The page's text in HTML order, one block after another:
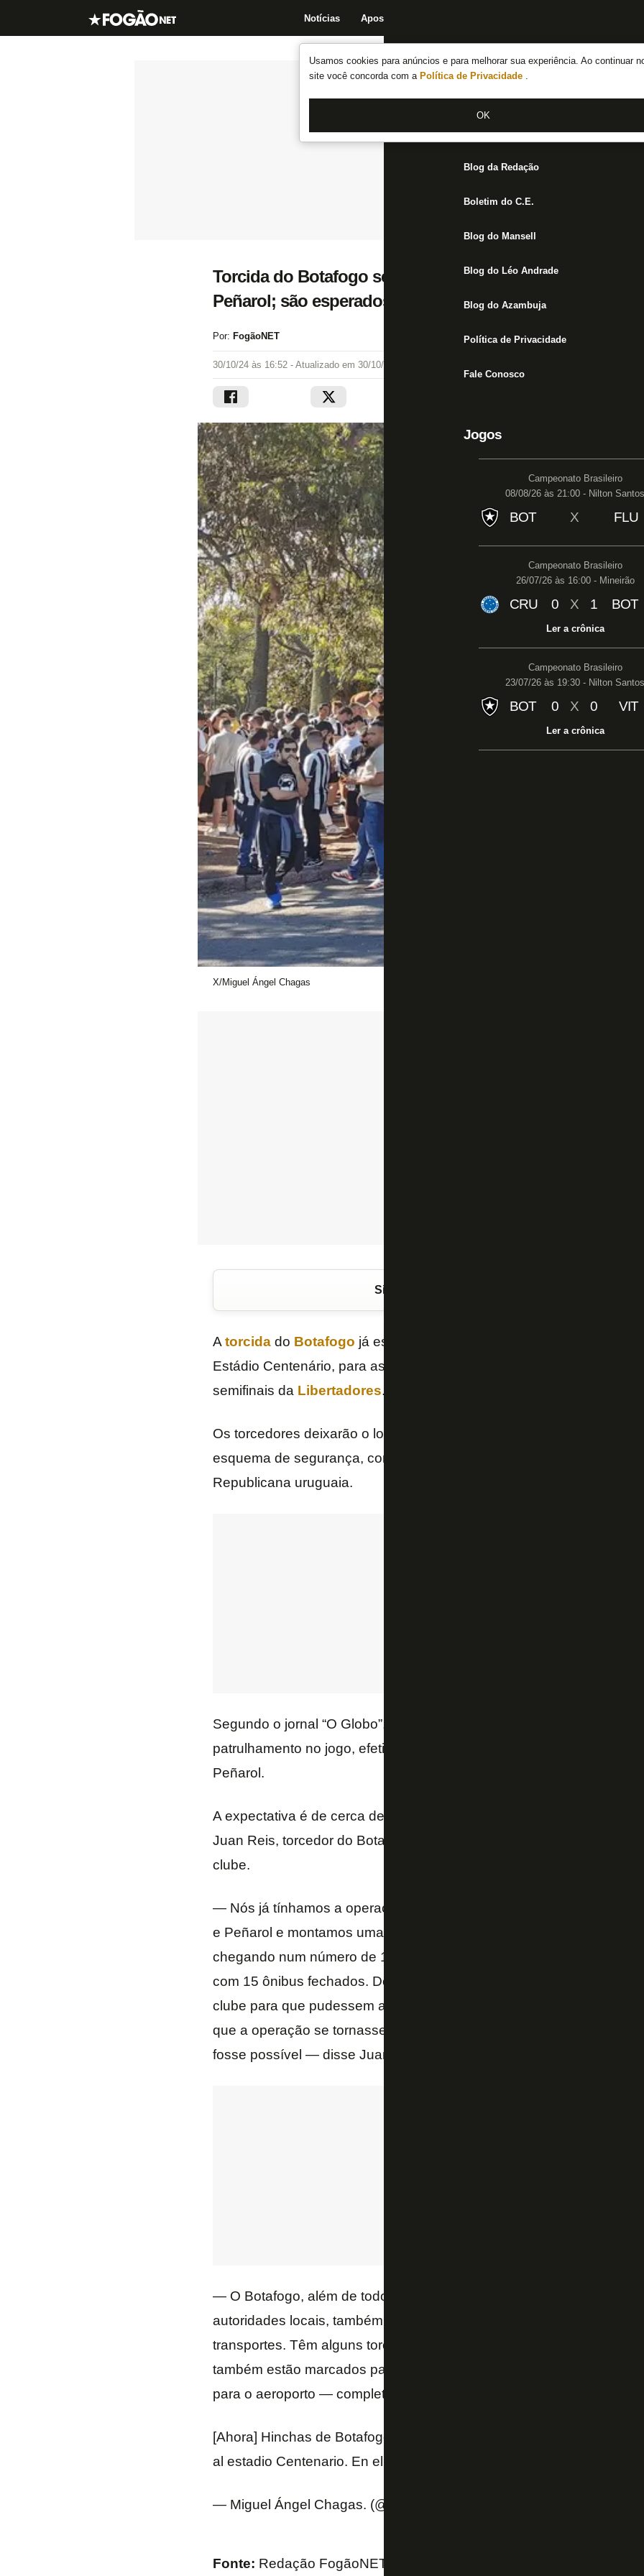
Usamos cookies para anúncios e para melhorar sua experiência. Ao continuar
site você concorda com a Política de Privacidade .
OK
Notícias Apostas
Notícias do Botafogo
Fórum
Jogos
Blog da Redação
Boletim do C.E.
Blog do Mansell
Blog do Léo Andrade
Blog do Azambuja
Política de Privacidade
Fale Conosco
Jogos
Campeonato Brasileiro
08/08/26 às 21:00 - Nilton Santos
BOT X FLU
Campeonato Brasileiro
26/07/26 às 16:00 - Mineirão
CRU 0 X 1 BOT
Ler a crônica
Campeonato Brasileiro
23/07/26 às 19:30 - Nilton Santos
BOT 0 X 0 VIT
Ler a crônica
Torcida do Botafogo se concentra em parque para jogo
Peñarol; são esperados 1.600 alvinegros no Centenário
Por: FogãoNET
30/10/24 às 16:52 - Atualizado em 30/10/24 às 16:56
X/Miguel Ángel Chagas
Siga o FogãoNET
Atorcidado Botafogo já está concentrada no Parque Rodó, a cerca
Estádio Centenário, para assistir à partida contra o
semifinais da Libertadores.
Os torcedores deixarão o local em ônibus contratados pelo clube. Há
esquema de segurança, com direito a helicóptero e veículo blindado
Republicana uruguaia.
Segundo o jornal “O Globo”, cerca de 920 policiais militares farão a
patrulhamento no jogo, efetivo similar ao programado para clássicos
Peñarol.
A expectativa é de cerca de 1.600 torcedores do Botafogo no
Juan Reis, torcedor do Botafogo que montou a programação de
clube.
— Nós já tínhamos a operação montada desde a definição do
e Peñarol e montamos uma logística para entender quantos
chegando num número de 1.600 ingressos vendidos. Então
com 15 ônibus fechados. Desde a semana passada começamos as
clube para que pudessem ajudar no contato com a polícia e com a
que a operação se tornasse mais oficial do clube, e eles pudessem
fosse possível — disse Juan a “O Globo”.
— O Botafogo, além de todo o suporte na comunicação e
autoridades locais, também realizou a busca por ônibus e os
transportes. Têm alguns torcedores que vão chegar por volta das
também estão marcados para terem escolta de lá para o estádio, e
para o aeroporto — completou.
[Ahora] Hinchas de Botafogo se concentran en la zona del Parque
al estadio Centenario. En el lugar está
— Miguel Ángel Chagas. (@miguechagas)
Fonte: Redação FogãoNET e O Globo